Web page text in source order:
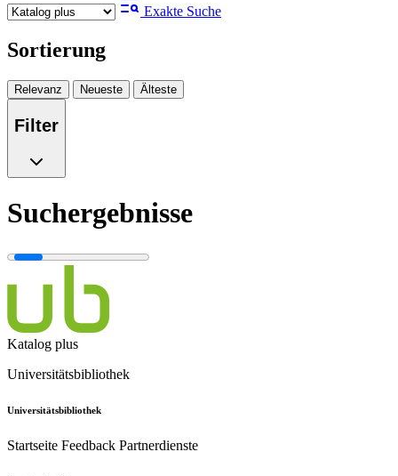
Exakte Suche
Sortierung
Relevanz Neueste Älteste
Filter
Suchergebnisse
Katalog plus
Universitätsbibliothek
Universitätsbibliothek
Startseite Feedback Partnerdienste